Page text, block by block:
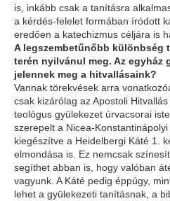
is, inkább csak a tanításra
a kérdés-felelet formában íródott
eredően a katechizmus céljára is
A legszembetűnőbb különbség
terén nyilvánul meg. Az egyház
jelennek meg a hitvallásaink?
Vannak törekvések arra
csak kizárólag az Apostoli
teológus gyülekezet úrvacsorai
szerepelt a Nicea-
kiegészítve a Heidelbergi Káté 1.
elmondása is. Ez nemcsak
segíthet abban is, hogy valóban
vagyunk. A Káté pedig éppúgy,
lehet a gyülekezeti tanításnak, a